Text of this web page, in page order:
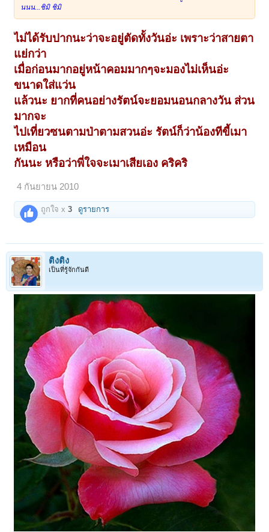
นนน...ชิมิ ชิมิ
ไม่ได้รับปากนะว่าจะอยู่ตัดทั้งวันอ่ะ เพราะว่าสายตา
แย่กว่า
เมื่อก่อนมากอยู่หน้าคอมมากๆจะมองไม่เห็นอ่ะ
ขนาดใส่แว่น
แล้วนะ ยากที่คนอย่างรัตน์จะยอมนอนกลางวัน ส่วน
มากจะ
ไปเที่ยวซนตามป่าตามสวนอ่ะ รัตน์ก็ว่าน้องทีขี้เมา
เหมือน
กันนะ หรือว่าพี่ใจจะเมาเสียเอง คริคริ
4 กันยายน 2010
ถูกใจ x3 ดูรายการ
ติงติง
เป็นที่รู้จักกันดี